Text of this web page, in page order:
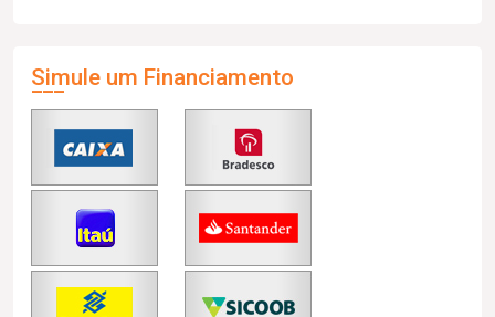
Simule um Financiamento